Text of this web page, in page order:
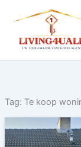
naar
inhoud
Tag: Te koop